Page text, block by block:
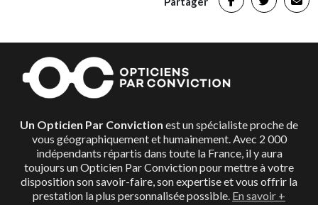
Un Opticien Par Conviction est un spécialiste proche de
vous géographiquement et humainement. Avec 2 000
indépendants répartis dans toute la France, il y aura
toujours un Opticien Par Conviction pour mettre à votre
disposition son savoir-faire, son expertise et vous offrir la
prestation la plus personnalisée possible. En savoir +